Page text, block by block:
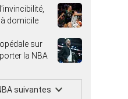
à domicile
sur
la NBA
suivantes